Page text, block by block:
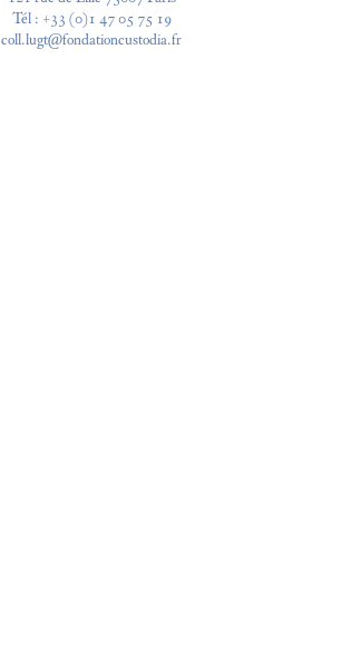
Tél : +33 (0)1 47 05 75 19
coll.lugt@fondationcustodia.fr